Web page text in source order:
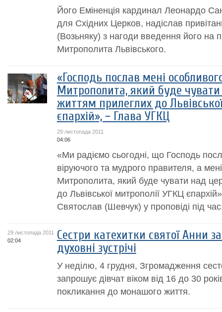
Його Еміненція кардинал Леонардо
для Східних Церков, надіслав
(Возьняку) з нагоди введення його на
Митрополита Львівського.
«Господь послав мені
Митрополита, який буде
життям прилеглих до
єпархій», − Глава УГКЦ
29 листопада 2011
04:06
«Ми радіємо сьогодні, що Господь
віруючого та мудрого правителя, а
Митрополита, який буде чувати над
до Львівської митрополії УГКЦ
Святослав (Шевчук) у проповіді під
29 листопада 2011
02:04
Сестри катехитки святої Анни
духовні зустрічі
У неділю, 4 грудня, Згромадження
запрошує дівчат віком від 16 до 30
покликання до монашого життя.